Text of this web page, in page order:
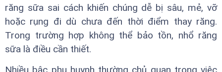
răng sữa sai cách khiến chúng dễ bị sâu, mẻ, vỡ
hoặc rụng đi dù chưa đến thời điểm thay răng.
Trong trường hợp không thể bảo tồn, nhổ răng
sữa là điều cần thiết.